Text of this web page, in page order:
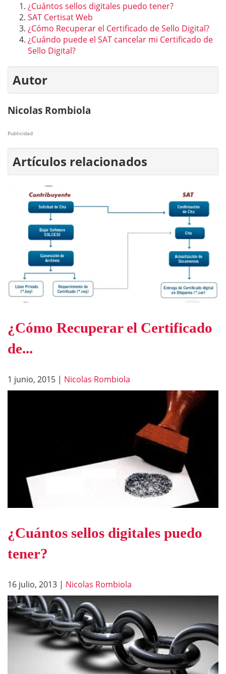
¿Cuántos sellos digitales puedo tener?
SAT Certisat Web
¿Cómo Recuperar el Certificado de Sello Digital?
¿Cuándo puede el SAT cancelar mi Certificado de
Sello Digital?
Autor
Nicolas Rombiola
Publicidad
Artículos relacionados
¿Cómo Recuperar el Certificado
de...
1 junio, 2015 | Nicolas Rombiola
¿Cuántos sellos digitales puedo
tener?
16 julio, 2013 | Nicolas Rombiola